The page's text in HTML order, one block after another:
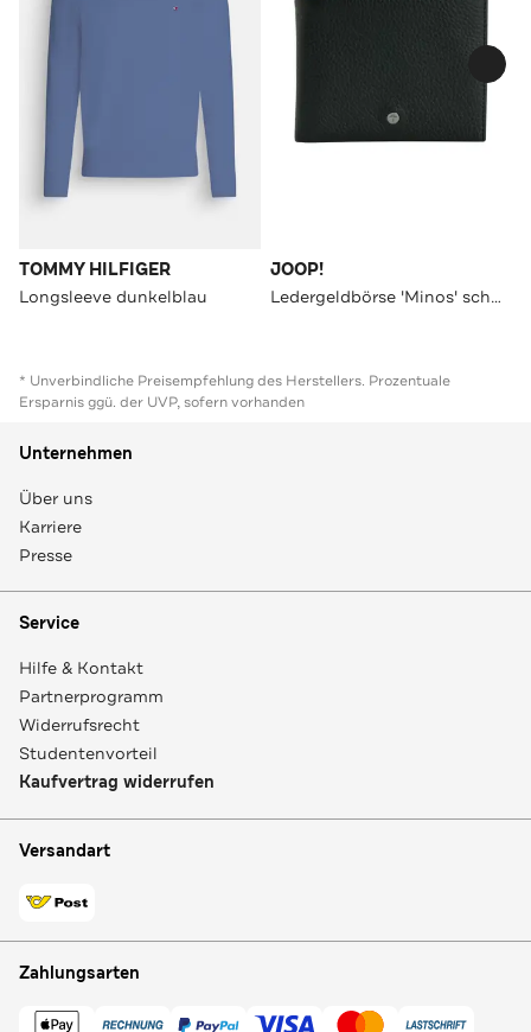
TOMMY HILFIGER
Longsleeve dunkelblau
JOOP!
Ledergeldbörse 'Minos' schwarz
* Unverbindliche Preisempfehlung des Herstellers. Prozentuale
Ersparnis ggü. der UVP, sofern vorhanden
Unternehmen
Über uns
Karriere
Presse
Service
Hilfe & Kontakt
Partnerprogramm
Widerrufsrecht
Studentenvorteil
Kaufvertrag widerrufen
Versandart
Zahlungsarten